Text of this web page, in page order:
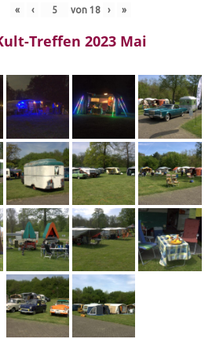
« ‹ von 18 › »
Treffen 2023 Mai